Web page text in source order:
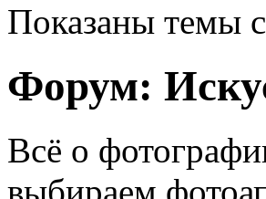
Показаны темы
Форум:
Всё о